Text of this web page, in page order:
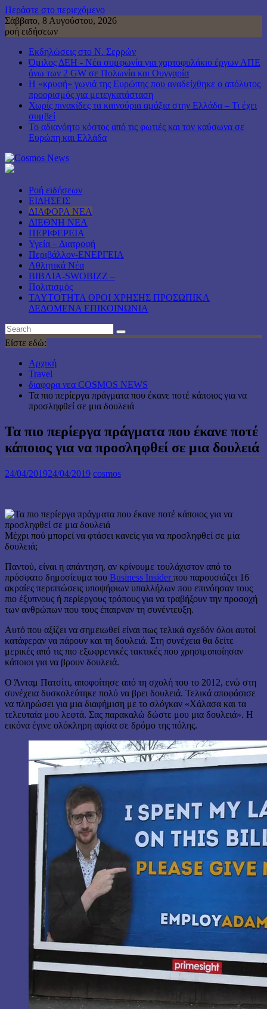
Περάστε στο περιεχόμενο
Σάββατο, 8 Αυγούστου, 2026
ροή ειδήσεων
Εκδηλώσεις στο Ν. Σερρών
Όμιλος ΔΕΗ - Νέα συμφωνία για χαρτοφυλάκιο έργων ΑΠΕ
άνω των 2 GW σε Πολωνία και Ουγγαρία
Η «κρυφή» γωνιά της Ευρώπης που αναδείχθηκε ο απόλυτος
προορισμός για μετεγκατάσταση
Χωρίς πινακίδες τα καινούρια αμάξια στην Ελλάδα – Τι έχει
συμβεί
Το αδιανόητο κόστος από τις φωτιές και τον καύσωνα σε
Ευρώπη και Ελλάδα
Ροή ειδήσεων
ΕΙΔΗΣΕΙΣ
ΔΙΑΦΟΡΑ ΝΕΑ
ΔΙΕΘΝΗ ΝΕΑ
ΠΕΡΙΦΕΡΕΙΑ
Υγεία – Διατροφή
Περιβάλλον-ΕΝΕΡΓΕΙΑ
Αθλητικά Νέα
ΒΙΒΛΙΑ-SWOBIZZ –
Πολιτισμός
TAYTOTHTA ΟΡΟΙ ΧΡΗΣΗΣ ΠΡΟΣΩΠΙΚΑ
ΔΕΔΟΜΕΝΑ ΕΠΙΚΟΙΝΩΝΙΑ
Είστε εδώ:
Αρχική
Travel
διαφορα νεα COSMOS NEWS
Τα πιο περίεργα πράγματα που έκανε ποτέ κάποιος για να
προσληφθεί σε μια δουλειά
Τα πιο περίεργα πράγματα που έκανε ποτέ
κάποιος για να προσληφθεί σε μια δουλειά
24/04/201924/04/2019 cosmos
Μέχρι πού μπορεί να φτάσει κανείς για να προσληφθεί σε μία
δουλειά;
Παντού, είναι η απάντηση, αν κρίνουμε τουλάχιστον από το
πρόσφατο δημοσίευμα του Business Insider που παρουσιάζει 16
ακραίες περιπτώσεις υποψήφιων υπαλλήλων που επινόησαν τους
πιο έξυπνους ή περίεργους τρόπους για να τραβήξουν την προσοχή
των ανθρώπων που τους έπαιρναν τη συνέντευξη.
Αυτό που αξίζει να σημειωθεί είναι πως τελικά σχεδόν όλοι αυτοί
κατάφεραν να πάρουν και τη δουλειά. Στη συνέχεια θα δείτε
μερικές από τις πιο εξωφρενικές τακτικές που χρησιμοποίησαν
κάποιοι για να βρουν δουλειά.
Ο Άνταμ Πατσίτι, αποφοίτησε από τη σχολή του το 2012, ενώ στη
συνέχεια δυσκολεύτηκε πολύ να βρει δουλειά. Τελικά αποφάσισε
να πληρώσει για μια διαφήμιση με το σλόγκαν «Χάλασα και τα
τελευταία μου λεφτά. Σας παρακαλώ δώστε μου μια δουλειά». Η
εικόνα έγινε ολόκληρη αφίσα σε δρόμο της πόλης.